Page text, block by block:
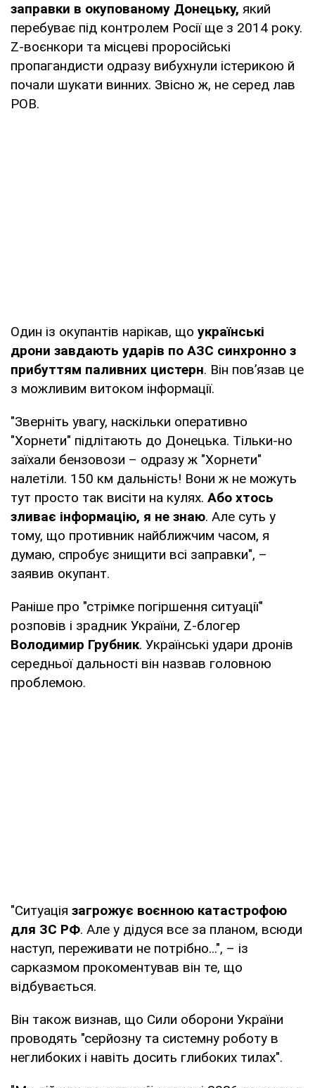
заправки в окупованому Донецьку, який
перебуває під контролем Росії ще з 2014 року.
Z-воєнкори та місцеві проросійські
пропагандисти одразу вибухнули істерикою й
почали шукати винних. Звісно ж, не серед лав
РОВ.
Один із окупантів нарікав, що українські
дрони завдають ударів по АЗС синхронно з
прибуттям паливних цистерн. Він пов’язав це
з можливим витоком інформації.
"Зверніть увагу, наскільки оперативно
"Хорнети" підлітають до Донецька. Тільки-но
заїхали бензовози – одразу ж "Хорнети"
налетіли. 150 км дальність! Вони ж не можуть
тут просто так висіти на кулях. Або хтось
зливає інформацію, я не знаю. Але суть у
тому, що противник найближчим часом, я
думаю, спробує знищити всі заправки", –
заявив окупант.
Раніше про "стрімке погіршення ситуації"
розповів і зрадник України, Z-блогер
Володимир Грубник. Українські удари дронів
середньої дальності він назвав головною
проблемою.
"Ситуація загрожує воєнною катастрофою
для ЗС РФ. Але у дідуся все за планом, всюди
наступ, переживати не потрібно...", – із
сарказмом прокоментував він те, що
відбувається.
Він також визнав, що Сили оборони України
проводять "серйозну та системну роботу в
неглибоких і навіть досить глибоких тилах".